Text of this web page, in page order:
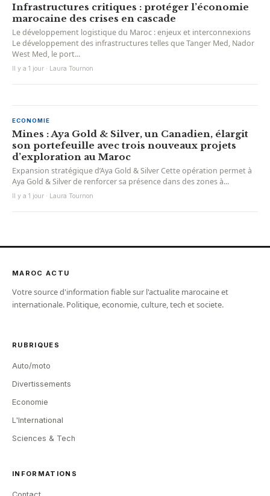
Infrastructures critiques : protéger l’économie
marocaine des crises en cascade
Le développement logistique du Maroc : enjeux et interconnexions
Le développement des infrastructures telles que Tanger Med, Nador
West Med, le port...
Il y a 1 jour · Laura Tournon
ECONOMIE
Mines : Aya Gold & Silver, un Canadien, élargit
son portefeuille avec trois nouveaux projets
d’exploration au Maroc
Expansion stratégique d’Aya Gold & Silver Cette opération permet à
Aya Gold & Silver de renforcer sa présence dans des zones à...
Il y a 1 jour · Laura Tournon
MAROC ACTU
Votre source d'information fiable sur l'actualite marocaine et
internationale. Politique, economie, culture, tech et societe.
RUBRIQUES
Auto/moto
Divertissements
Economie
L'International
Sciences & Tech
INFORMATIONS